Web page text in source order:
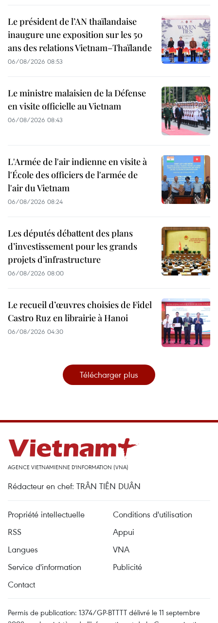
Le président de l’AN thaïlandaise
inaugure une exposition sur les 50
ans des relations Vietnam–Thaïlande
06/08/2026 08:53
Le ministre malaisien de la Défense
en visite officielle au Vietnam
06/08/2026 08:43
L'Armée de l'air indienne en visite à
l'École des officiers de l'armée de
l'air du Vietnam
06/08/2026 08:24
Les députés débattent des plans
d’investissement pour les grands
projets d’infrastructure
06/08/2026 08:00
Le recueil d’œuvres choisies de Fidel
Castro Ruz en librairie à Hanoi
06/08/2026 04:30
Télécharger plus
AGENCE VIETNAMIENNE D'INFORMATION (VNA)
Rédacteur en chef: TRÂN TIÊN DUÂN
Propriété intellectuelle
Conditions d'utilisation
RSS
Appui
Langues
VNA
Service d'information
Publicité
Contact
Permis de publication: 1374/GP-BTTTT délivré le 11 septembre